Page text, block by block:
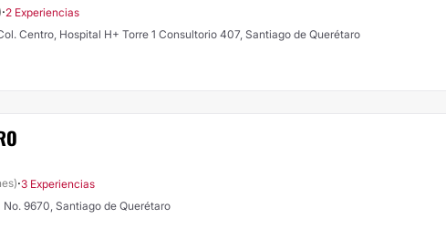
·2 Experiencias
Centro, Hospital H+ Torre 1 Consultorio 407, Santiago de Querétaro
·3 Experiencias
9670, Santiago de Querétaro